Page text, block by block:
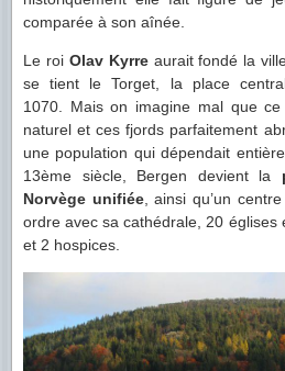
comparée à son aînée.
Le roi Olav Kyrreaurait fondé la
se tient le Torget, la place
1070. Mais on imagine mal que ce
naturel et ces fjords parfaitement
une population qui dépendait
13ème siècle, Bergen devient la
Norvège unifiée, ainsi qu’un
ordre avec sa cathédrale, 20 églises
et 2 hospices.